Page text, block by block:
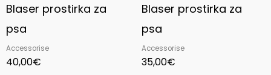
Blaser prostirka za
psa
Accessorise
40,00€
Blaser prostirka za
psa
Accessorise
35,00€